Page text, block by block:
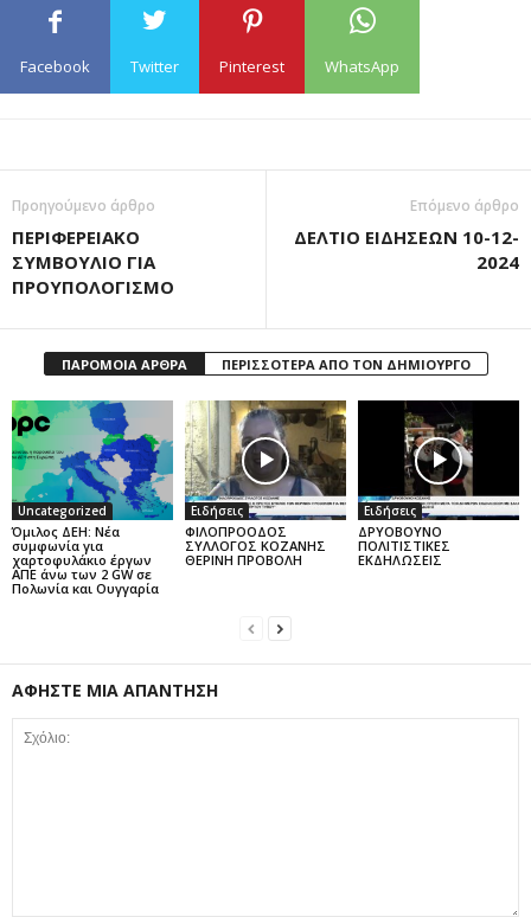
Facebook Twitter Pinterest WhatsApp
Προηγούμενο άρθρο
ΠΕΡΙΦΕΡΕΙΑΚΟ
ΣΥΜΒΟΥΛΙΟ ΓΙΑ
ΠΡΟΥΠΟΛΟΓΙΣΜΟ
Επόμενο άρθρο
ΔΕΛΤΙΟ ΕΙΔΗΣΕΩΝ 10-12-
2024
ΠΑΡΟΜΟΙΑ ΑΡΘΡΑ ΠΕΡΙΣΣΟΤΕΡΑ ΑΠΟ ΤΟΝ ΔΗΜΙΟΥΡΓΟ
Uncategorized
Όμιλος ΔΕΗ: Νέα
συμφωνία για
χαρτοφυλάκιο έργων
ΑΠΕ άνω των 2 GW σε
Πολωνία και Ουγγαρία
Ειδήσεις
ΦΙΛΟΠΡΟΟΔΟΣ
ΣΥΛΛΟΓΟΣ ΚΟΖΑΝΗΣ
ΘΕΡΙΝΗ ΠΡΟΒΟΛΗ
Ειδήσεις
ΔΡΥΟΒΟΥΝΟ
ΠΟΛΙΤΙΣΤΙΚΕΣ
ΕΚΔΗΛΩΣΕΙΣ
ΑΦΗΣΤΕ ΜΙΑ ΑΠΑΝΤΗΣΗ